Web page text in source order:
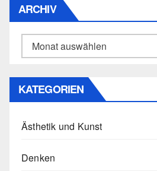
ARCHIV
Archiv
KATEGORIEN
Ästhetik und Kunst
Denken